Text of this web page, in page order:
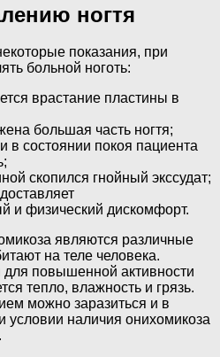
ногтя
показания, при
больной ноготь:
врастание пластины в
большая часть ногтя;
в состоянии покоя пациента
скопился гнойный экссудат;
и физический дискомфорт.
являются различные
на теле человека.
повышенной активности
тепло, влажность и грязь.
можно заразиться и в
условии наличия онихомикоза